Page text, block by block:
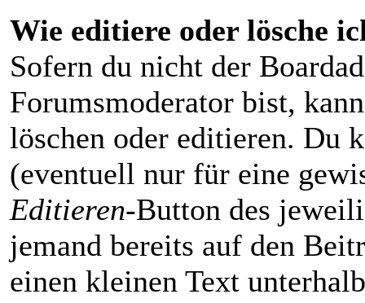
Wie editiere oder lösche
Sofern du nicht der
Forumsmoderator bist,
löschen oder editieren. Du
(eventuell nur für eine
Editieren-Button des
jemand bereits auf den
einen kleinen Text